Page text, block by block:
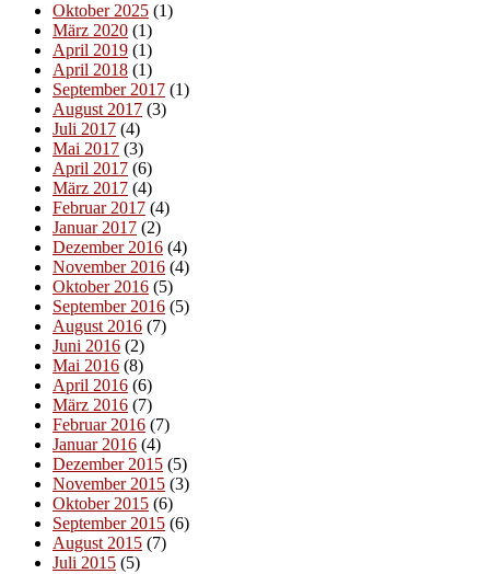
Oktober 2025 (1)
März 2020 (1)
April 2019 (1)
April 2018 (1)
September 2017 (1)
August 2017 (3)
Juli 2017 (4)
Mai 2017 (3)
April 2017 (6)
März 2017 (4)
Februar 2017 (4)
Januar 2017 (2)
Dezember 2016 (4)
November 2016 (4)
Oktober 2016 (5)
September 2016 (5)
August 2016 (7)
Juni 2016 (2)
Mai 2016 (8)
April 2016 (6)
März 2016 (7)
Februar 2016 (7)
Januar 2016 (4)
Dezember 2015 (5)
November 2015 (3)
Oktober 2015 (6)
September 2015 (6)
August 2015 (7)
Juli 2015 (5)